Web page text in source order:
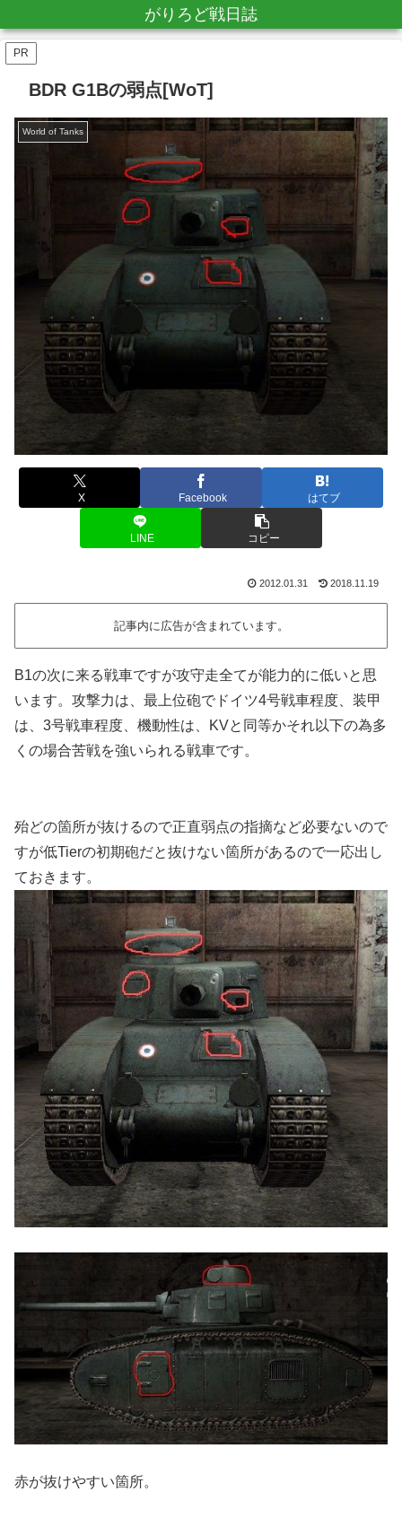
がりろど戦日誌
PR
BDR G1Bの弱点[WoT]
World of Tanks
X Facebook はてブ
LINE コピー
2012.01.31 2018.11.19
記事内に広告が含まれています。
B1の次に来る戦車ですが攻守走全てが能力的に低いと思
います。攻撃力は、最上位砲でドイツ4号戦車程度、装甲
は、3号戦車程度、機動性は、KVと同等かそれ以下の為多
くの場合苦戦を強いられる戦車です。
殆どの箇所が抜けるので正直弱点の指摘など必要ないので
すが低Tierの初期砲だと抜けない箇所があるので一応出し
ておきます。
赤が抜けやすい箇所。